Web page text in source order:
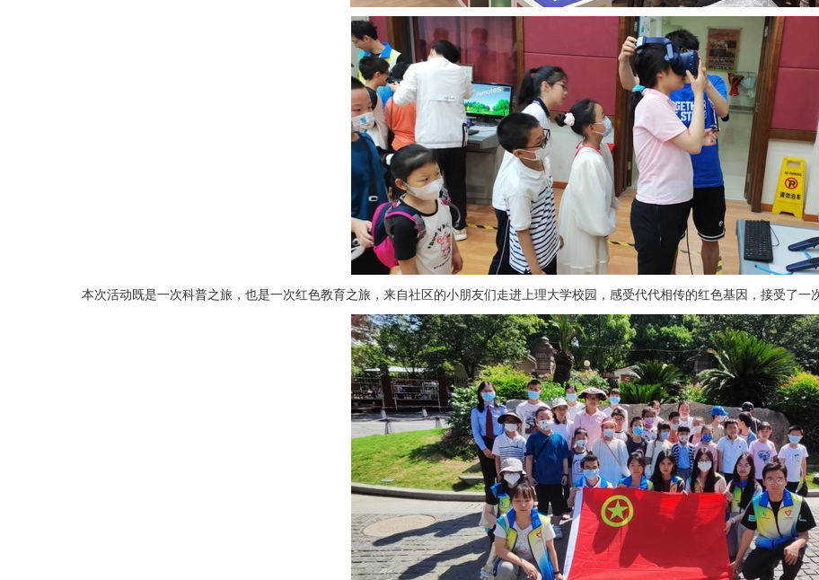
本次活动既是一次科普之旅，也是一次红色教育之旅，来自社区的小朋友们走进上理大学校园，感受代代相传的红色基因，接受了一